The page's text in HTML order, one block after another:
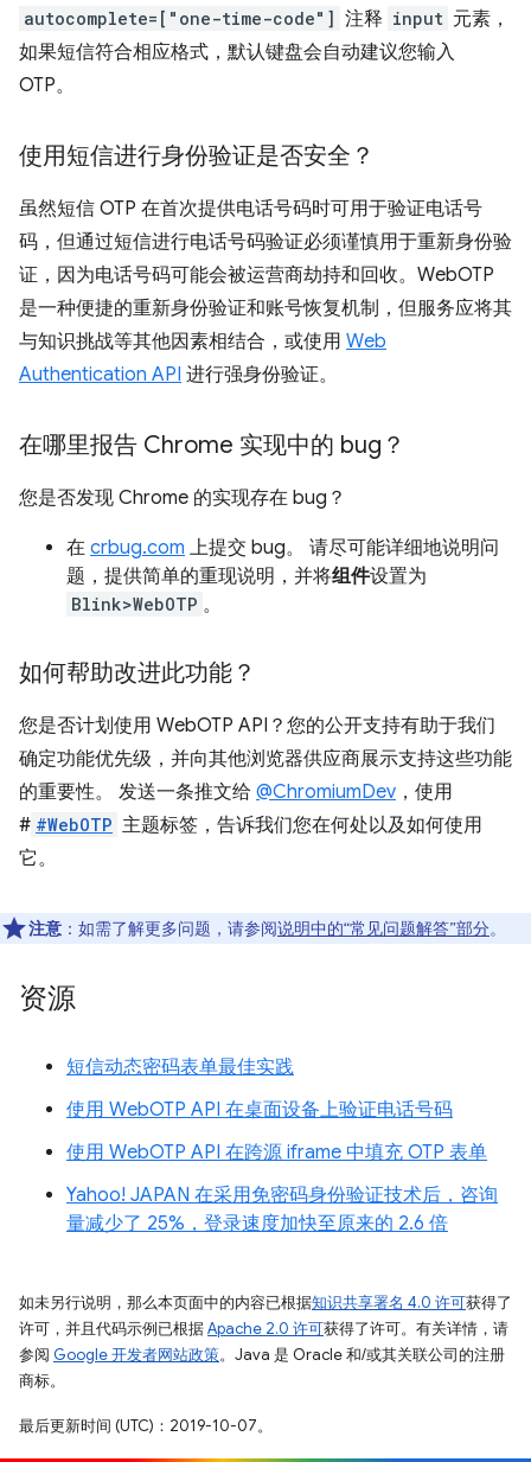
autocomplete=["one-time-code"] 注释 input 元素，
如果短信符合相应格式，默认键盘会自动建议您输入
OTP。
使用短信进行身份验证是否安全？
虽然短信 OTP 在首次提供电话号码时可用于验证电话号
码，但通过短信进行电话号码验证必须谨慎用于重新身份验
证，因为电话号码可能会被运营商劫持和回收。WebOTP
是一种便捷的重新身份验证和账号恢复机制，但服务应将其
与知识挑战等其他因素相结合，或使用 Web
Authentication API 进行强身份验证。
在哪里报告 Chrome 实现中的 bug？
您是否发现 Chrome 的实现存在 bug？
在 crbug.com 上提交 bug。 请尽可能详细地说明问
题，提供简单的重现说明，并将组件设置为
Blink>WebOTP 。
如何帮助改进此功能？
您是否计划使用 WebOTP API？您的公开支持有助于我们
确定功能优先级，并向其他浏览器供应商展示支持这些功能
的重要性。 发送一条推文给 @ChromiumDev ，使用
# #WebOTP 主题标签，告诉我们您在何处以及如何使用
它。
注意 ：如需了解更多问题，请参阅说明中的“常见问题解答”部分。
资源
短信动态密码表单最佳实践
使用 WebOTP API 在桌面设备上验证电话号码
使用 WebOTP API 在跨源 iframe 中填充 OTP 表单
Yahoo! JAPAN 在采用免密码身份验证技术后，咨询
量减少了 25%，登录速度加快至原来的 2.6 倍
如未另行说明，那么本页面中的内容已根据知识共享署名 4.0 许可获得了
许可，并且代码示例已根据Apache 2.0 许可获得了许可。有关详情，请
参阅 Google 开发者网站政策。Java 是 Oracle 和/或其关联公司的注册
商标。
最后更新时间 (UTC)：2019-10-07。